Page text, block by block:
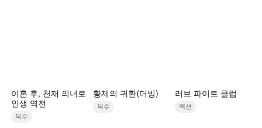
이혼 후, 천재 의녀로
인생 역전
복수
황제의 귀환(더빙)
복수
러브 파이트 클럽
액션